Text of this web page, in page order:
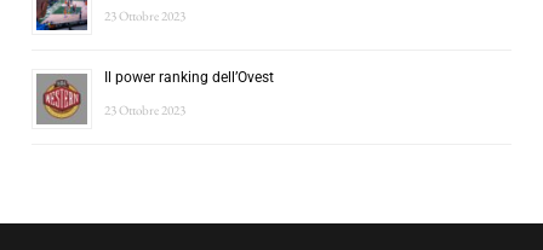
23 Ottobre 2023
Il power ranking dell’Ovest
23 Ottobre 2023